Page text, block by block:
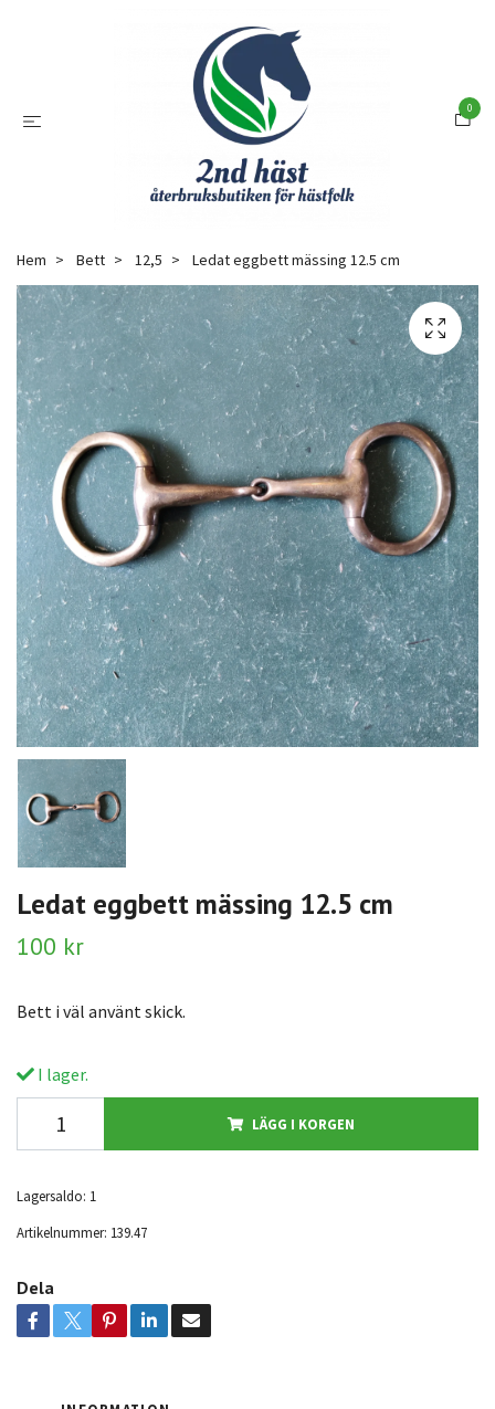
0
Hem Bett 12,5 Ledat eggbett mässing 12.5 cm
Ledat eggbett mässing 12.5 cm
100 kr
Bett i väl använt skick.
I lager.
LÄGG I KORGEN
Lagersaldo: 1
Artikelnummer: 139.47
Dela